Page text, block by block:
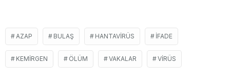
AZAP BULAŞ HANTAVIRÜS İFADE
KEMIRGEN ÖLÜM VAKALAR VIRÜS